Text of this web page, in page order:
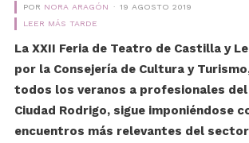
POR NORA ARAGÓN
19 AGOSTO 2019
LEER MÁS TARDE
La XXII Feria de Teatro de Castilla y
por la Consejería de Cultura y
todos los veranos a profesionales
Ciudad Rodrigo, sigue imponiéndose
encuentros más relevantes del